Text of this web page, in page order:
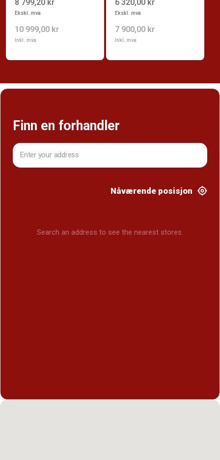
8 799,20 kr
Ekskl. mva
10 999,00 kr
Inkl. mva
6 320,00 kr
Ekskl. mva
7 900,00 kr
Inkl. mva
Finn en forhandler
Nåværende posisjon
Search an address to see the nearest stores.